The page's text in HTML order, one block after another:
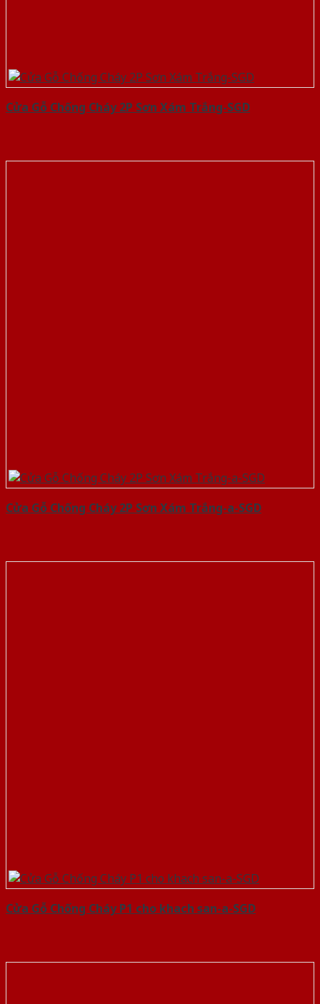
Cửa Gỗ Chống Cháy 2P Sơn Xám Trắng-SGD
Cửa Gỗ Chống Cháy 2P Sơn Xám Trắng-a-SGD
Cửa Gỗ Chống Cháy P1 cho khach san-a-SGD